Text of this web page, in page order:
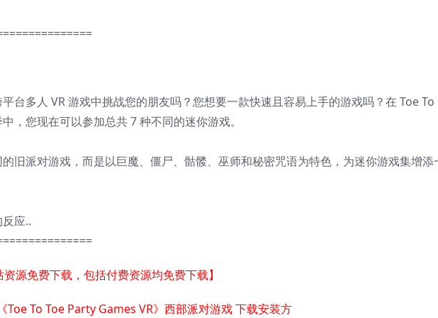
台多人 VR 游戏中挑战您的朋友吗？您想要一款快速且容易上手的游戏吗？在 Toe To
，您现在可以参加总共 7 种不同的迷你游戏。
旧派对游戏，而是以巨魔、僵尸、骷髅、巫师和秘密咒语为特色，为迷你游戏集增添
应..
资源免费下载，包括付费资源均免费下载】
To Toe Party Games VR》西部派对游戏 下载安装方